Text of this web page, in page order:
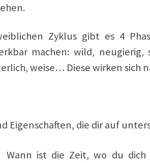
Zyklus gibt es 4
machen: wild,
weise… Diese wirken sich
Eigenschaften, die dir auf
Wann ist die Zeit, wo du